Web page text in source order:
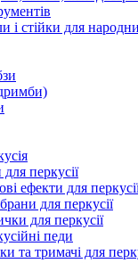
і стійки для
перкусії
ефекти для
для перкусії
для перкусії
педи
та тримачі для